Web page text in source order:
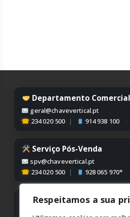
Respeitamos a sua
Departamento Comercial
geral@chavevertical.pt
☎ 234 020 500 | 914 938 100
Serviço Pós-Venda
spv@chavevertical.pt
☎ 234 020 500 | 928 065 970*
Contabilidade